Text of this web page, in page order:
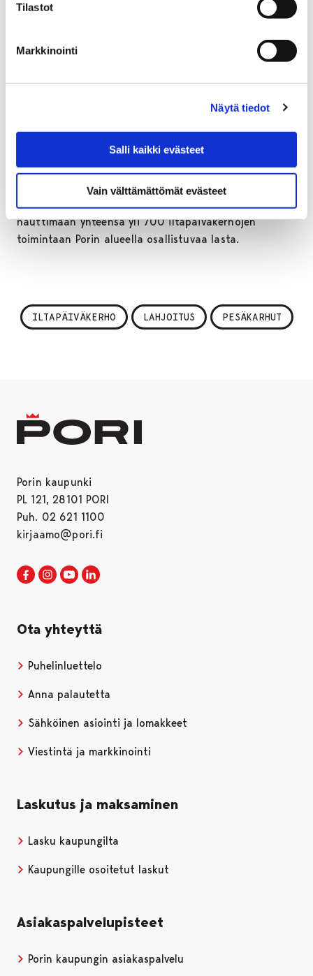
Tilastot
Markkinointi
Näytä tiedot
Salli kaikki evästeet
Vain välttämättömät evästeet
– Tällaiset pelit ovat tärkeä osa lasten vapaa-aikaa.
tietokonemaailmasta ja olemaan läsnä kavereiden
kanssa, kertoo Kyläsaaren koulun iltapäivätoiminnan
Pesäkarhujen kauden 2020 edustusjoukkueen pelaajat
henkilökohtaisesti iltapäiväkerhon lapsille.
Porin Pesäkarhujen lahjoituksesta pääsevät
nauttimaan yhteensä yli 700 iltapäiväkerhojen
toimintaan Porin alueella osallistuvaa lasta.
ILTAPÄIVÄKERHO LAHJOITUS PESÄKARHUT
Porin kaupunki
PL 121, 28101 PORI
Puh. 02 621 1100
kirjaamo@pori.fi
Porin kaupunki Facebookissa
Avautuu uudessa välilehdessä
Porin kaupunki Instagramissa
Avautuu uudessa välilehdessä
Porin kaupunki Youtubessa
Avautuu uudessa välilehdessä
Ota yhteyttä
Puhelinluettelo
Anna palautetta
Sähköinen asiointi ja lomakkeet
Viestintä ja markkinointi
Laskutus ja maksaminen
Lasku kaupungilta
Kaupungille osoitetut laskut
Asiakaspalvelupisteet
Porin kaupungin asiakaspalvelu